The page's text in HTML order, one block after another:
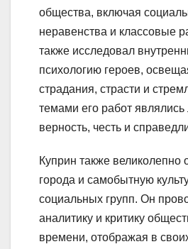
общества, включая
неравенства и классовые
также исследовал
психологию героев,
страдания, страсти и
темами его работ
верность, честь и
Куприн также великолепно
города и самобытную
социальных групп. Он
аналитику и критику
времени, отображая в